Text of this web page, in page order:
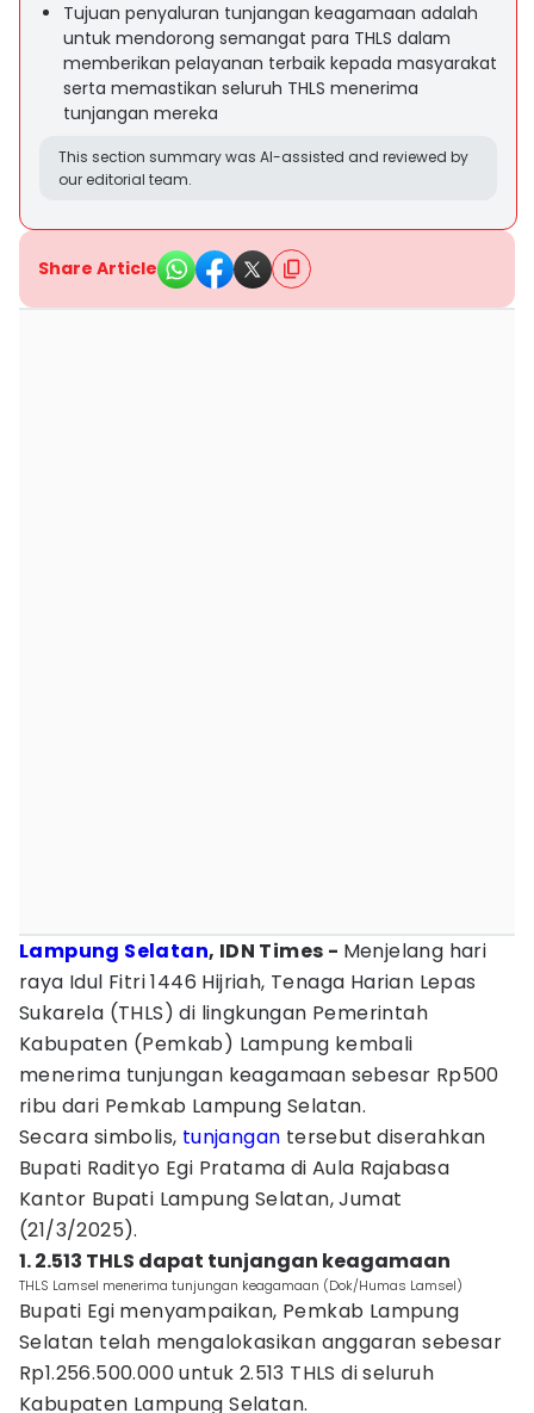
Tujuan penyaluran tunjangan keagamaan adalah
untuk mendorong semangat para THLS dalam
memberikan pelayanan terbaik kepada masyarakat
serta memastikan seluruh THLS menerima
tunjangan mereka
This section summary was AI-assisted and reviewed by
our editorial team.
Share Article
Lampung Selatan, IDN Times - Menjelang hari
raya Idul Fitri 1446 Hijriah, Tenaga Harian Lepas
Sukarela (THLS) di lingkungan Pemerintah
Kabupaten (Pemkab) Lampung kembali
menerima tunjungan keagamaan sebesar Rp500
ribu dari Pemkab Lampung Selatan.
Secara simbolis, tunjangan tersebut diserahkan
Bupati Radityo Egi Pratama di Aula Rajabasa
Kantor Bupati Lampung Selatan, Jumat
(21/3/2025).
1. 2.513 THLS dapat tunjangan keagamaan
THLS Lamsel menerima tunjungan keagamaan (Dok/Humas Lamsel)
Bupati Egi menyampaikan, Pemkab Lampung
Selatan telah mengalokasikan anggaran sebesar
Rp1.256.500.000 untuk 2.513 THLS di seluruh
Kabupaten Lampung Selatan.